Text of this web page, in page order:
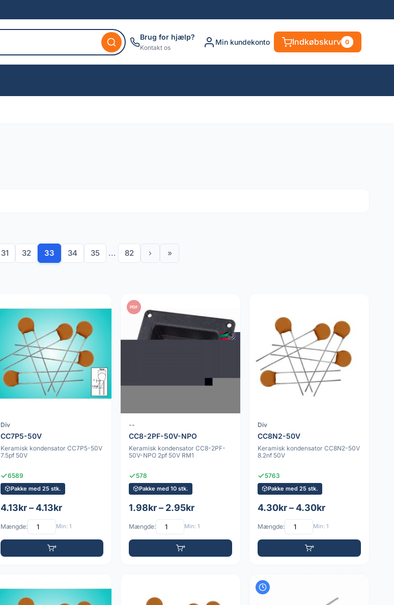
Brug for hjælp?
Kontakt os
Min kundekonto Indkøbskurv 0
31 32 33 34 35 ... 82 › »
Div
CC7P5-50V
Keramisk kondensator CC7P5-50V
7.5pf 50V
6589
Pakke med 25 stk.
4.13kr – 4.13kr
Mængde: Min: 1
PDF
--
CC8-2PF-50V-NPO
Keramisk kondensator CC8-2PF-
50V-NPO 2pf 50V RM1
578
Pakke med 10 stk.
1.98kr – 2.95kr
Mængde: Min: 1
Div
CC8N2-50V
Keramisk kondensator CC8N2-50V
8.2nf 50V
5763
Pakke med 25 stk.
4.30kr – 4.30kr
Mængde: Min: 1